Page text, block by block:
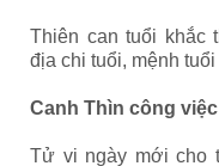
Thiên can tuổi khắc
địa chi tuổi, mệnh
Canh Thìn công
Tử vi ngày mới cho